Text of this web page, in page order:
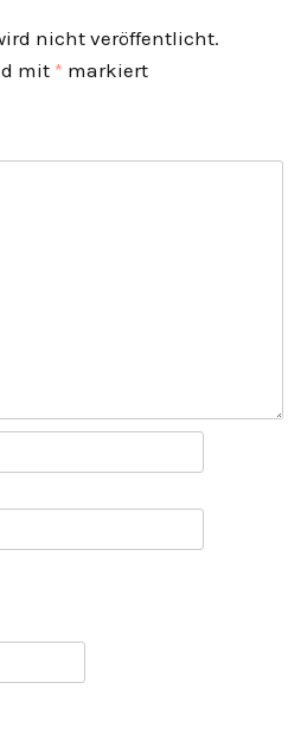
nicht veröffentlicht.
mit * markiert